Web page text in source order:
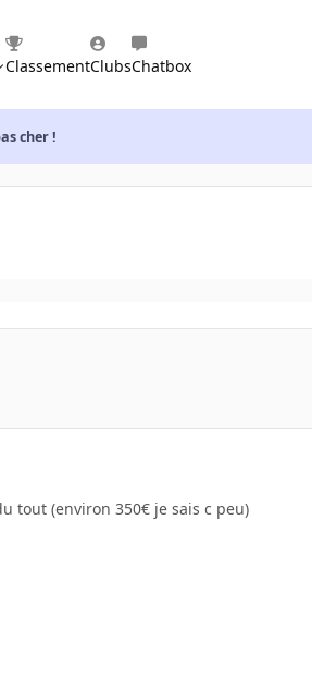
ClassementClubsChatbox
cher !
tout (environ 350€ je sais c peu)